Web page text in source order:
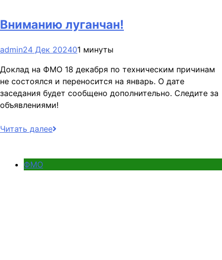
Вниманию луганчан!
admin24 Дек 202401 минуты
Доклад на ФМО 18 декабря по техническим причинам
не состоялся и переносится на январь. О дате
заседания будет сообщено дополнительно. Следите за
объявлениями!
Читать далее
ФМО